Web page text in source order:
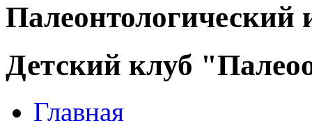
Палеонтологический
Детский клуб
Главная